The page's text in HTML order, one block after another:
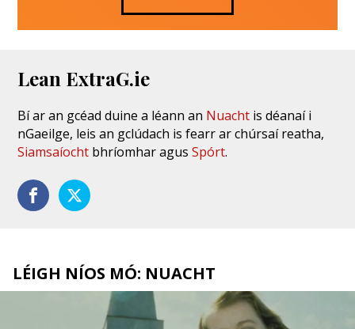
Lean ExtraG.ie
Bí ar an gcéad duine a léann an Nuacht is déanaí i
nGaeilge, leis an gclúdach is fearr ar chúrsaí reatha,
Siamsaíocht bhríomhar agusSpórt.
LÉIGH NÍOS MÓ: NUACHT